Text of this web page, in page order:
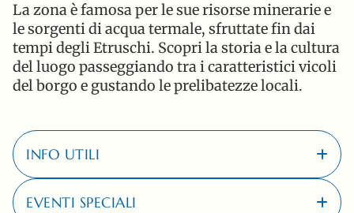
La zona è famosa per le sue risorse minerarie e
le sorgenti di acqua termale, sfruttate fin dai
tempi degli Etruschi. Scopri la storia e la cultura
del luogo passeggiando tra i caratteristici vicoli
del borgo e gustando le prelibatezze locali.
INFO UTILI
18 Km dal Pappasole Camping Village
EVENTI SPECIALI